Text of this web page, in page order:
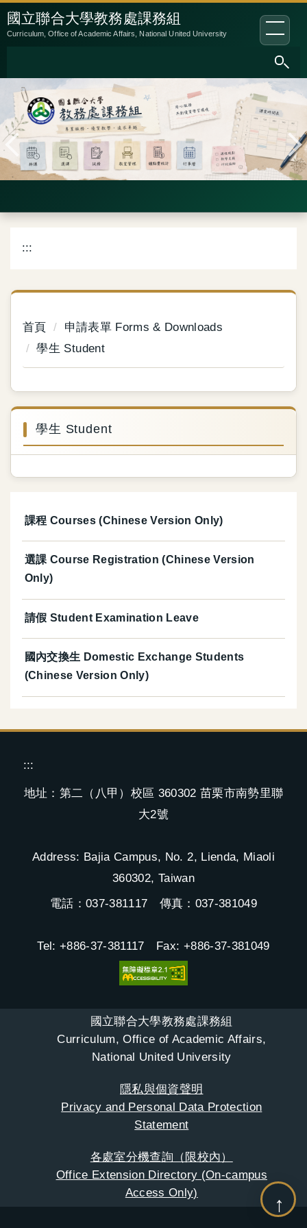
跳
到
內
容
區
:::
國立聯合大學教務處課務組
Curriculum, Office of Academic Affairs, National United University
:::
首頁
申請表單 Forms & Downloads
學生 Student
學生 Student
課程 Courses (Chinese Version Only)
選課 Course Registration (Chinese Version
Only)
請假 Student Examination Leave
國內交換生 Domestic Exchange Students
(Chinese Version Only)
:::
地址：第二（八甲）校區 360302 苗栗市南勢里聯
大2號
Address: Bajia Campus, No. 2, Lienda, Miaoli
360302, Taiwan
電話：037-381117 傳真：037-381049
Tel: +886-37-381117 Fax: +886-37-381049
國立聯合大學教務處課務組
Curriculum, Office of Academic Affairs,
National United University
隱私與個資聲明
Privacy and Personal Data Protection
Statement
各處室分機查詢（限校內）
Office Extension Directory (On-campus
Access Only)